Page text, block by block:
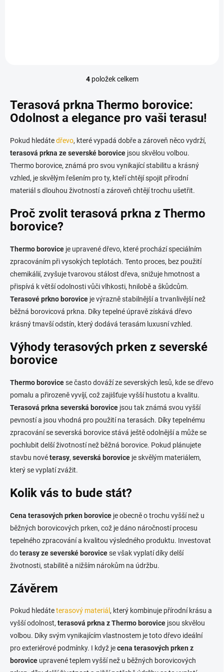
O
l
á
d
c
í
r
v
k
v
ý
s
u
4položek celkem
Terasová prkna Thermo borovice:
Odolnost a elegance pro vaši terasu!
Pokud hledátedřevo, které vypadá dobře a zároveň něco vydrží,
terasová prkna ze severské borovice jsou skvělou volbou.
Thermo borovice, známá pro svou vynikající stabilitu a krásný
vzhled, je skvělým řešením pro ty, kteří chtějí spojit přírodní
materiál s dlouhou životností a zároveň chtějí trochu ušetřit.
Proč zvolit terasová prkna z Thermo
borovice?
Thermo borovice je upravené dřevo, které prochází speciálním
zpracováním při vysokých teplotách. Tento proces, bez použití
chemikálií, zvyšuje tvarovou stálost dřeva, snižuje hmotnost a
přispívá k větší odolnosti vůči vlhkosti, hnilobě a škůdcům.
Terasové prkno borovice je výrazně stabilnější a trvanlivější než
běžná borovicová prkna. Díky tepelné úpravě získává dřevo
krásný tmavší odstín, který dodává terasám luxusní vzhled.
Výhody terasových prken z severské
borovice
Thermo borovicese často dováží ze severských lesů, kde se dřevo
pomalu a přirozeně vyvíjí, což zajišťuje vyšší hustotu a kvalitu.
Terasová prkna severská borovice jsou tak známá svou vyšší
pevností a jsou vhodná pro použití na terasách. Díky tepelnému
zpracování se severská borovice stává ještě odolnější a může se
pochlubit delší životností než běžná borovice. Pokud plánujete
stavbu novéterasy, severská borovice je skvělým materiálem,
který se vyplatí zvážit.
Kolik vás to bude stát?
Cena terasových prken borovice je obecně o trochu vyšší než u
běžných borovicových prken, což je dáno náročností procesu
tepelného zpracování a kvalitou výsledného produktu. Investovat
doterasy ze severské borovicese však vyplatí díky delší
životnosti, stabilitě a nižším nárokům na údržbu.
Závěrem
Pokud hledáteterasový materiál , který kombinuje přírodní krásu a
vyšší odolnost, terasová prkna z Thermo borovice jsou skvělou
volbou. Díky svým vynikajícím vlastnostem je toto dřevo ideální
pro exteriérové podmínky. I když jecena terasových prken z
borovice upravené teplem vyšší než u běžných borovicových